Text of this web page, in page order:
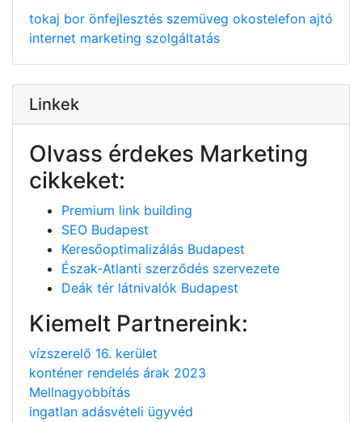
tokaj bor önfejlesztés szemüveg okostelefon ajtó
internet marketing szolgáltatás
Linkek
Olvass érdekes Marketing
cikkeket:
Premium link building
SEO Budapest
Keresőoptimalizálás Budapest
Észak-Atlanti szerződés szervezete
Deák tér látnivalók Budapest
Kiemelt Partnereink:
vízszerelő 16. kerület
konténer rendelés árak 2023
Mellnagyobbítás
ingatlan adásvételi ügyvéd